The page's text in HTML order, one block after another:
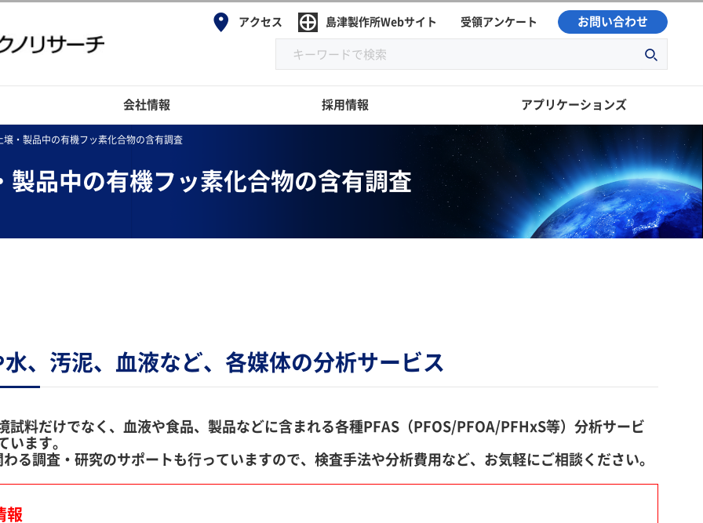
アクセス 島津製作所Webサイト 受領アンケート お問い合わせ
会社情報 採用情報 アプリケーションズ
壌・製品中の有機フッ素化合物の含有調査
製品中の有機フッ素化合物の含有調査
、汚泥、血液など、各媒体の分析サービス
試料だけでなく、血液や食品、製品などに含まれる各種PFAS（PFOS/PFOA/PFHxS等）分析サービ
います。
わる調査・研究のサポートも行っていますので、検査手法や分析費用など、お気軽にご相談ください。
報